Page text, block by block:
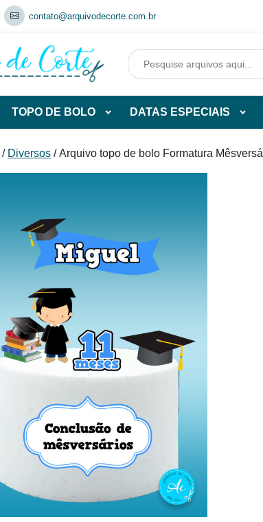
contato@arquivodecorte.com.br
TOPO DE BOLO
de
DATAS ESPECIAIS
de
/ Diversos / Arquivo topo de bolo Formatura